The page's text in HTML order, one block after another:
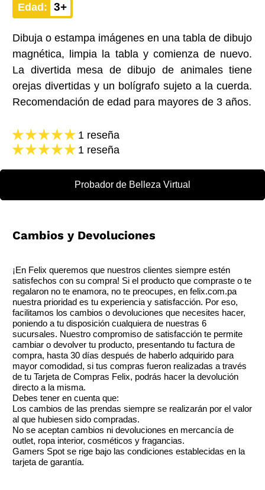
Edad: 3+
Dibuja o estampa imágenes en una tabla de dibujo
magnética, limpia la tabla y comienza de nuevo.
La divertida mesa de dibujo de animales tiene
orejas divertidas y un bolígrafo sujeto a la cuerda.
Recomendación de edad para mayores de 3 años.
1 reseña
1 reseña
Probador de Belleza Virtual
Cambios y Devoluciones
¡En Felix queremos que nuestros clientes siempre estén
satisfechos con su compra! Si el producto que compraste o te
regalaron no te enamora, no te preocupes, en felix.com.pa
nuestra prioridad es tu experiencia y satisfacción. Por eso,
facilitamos los cambios o devoluciones que necesites hacer,
poniendo a tu disposición cualquiera de nuestras 6
sucursales. Nuestro compromiso de satisfacción te permite
cambiar o devolver tu producto, presentando tu factura de
compra, hasta 30 días después de haberlo adquirido para
mayor comodidad, si tus compras fueron realizadas a través
de tu Tarjeta de Compras Felix, podrás hacer la devolución
directo a la misma.
Debes tener en cuenta que:
Los cambios de las prendas siempre se realizarán por el valor
al que hubiesen sido compradas.
No se aceptan cambios ni devoluciones en mercancía de
outlet, ropa interior, cosméticos y fragancias.
Gamers Spot se rige bajo las condiciones establecidas en la
tarjeta de garantía.